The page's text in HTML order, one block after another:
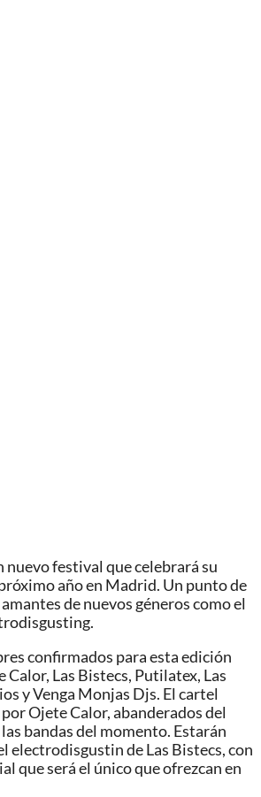
nuevo festival que celebrará su
año en Madrid. Un punto de
de nuevos géneros como el
confirmados para esta edición
Calor, Las Bistecs, Putilatex, Las
y Venga Monjas Djs. El cartel
Ojete Calor, abanderados del
bandas del momento. Estarán
electrodisgustin de Las Bistecs, con
que será el único que ofrezcan en